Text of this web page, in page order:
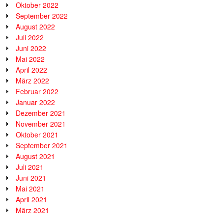
Oktober 2022
September 2022
August 2022
Juli 2022
Juni 2022
Mai 2022
April 2022
März 2022
Februar 2022
Januar 2022
Dezember 2021
November 2021
Oktober 2021
September 2021
August 2021
Juli 2021
Juni 2021
Mai 2021
April 2021
März 2021